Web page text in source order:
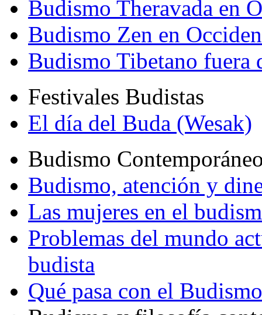
Budismo Theravada en
Budismo Zen en
Budismo Tibetano fuera
Festivales Budistas
El día del Buda (Wesak)
Budismo
Budismo, atención y
Las mujeres en el
Problemas del mundo
budista
Qué pasa con el